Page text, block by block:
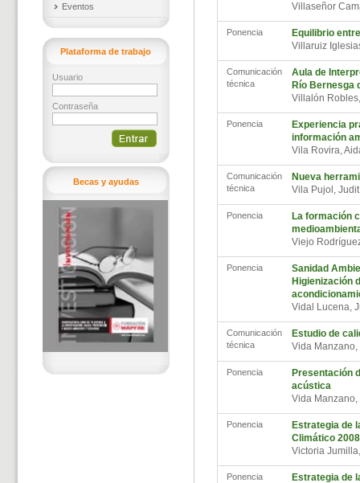
Eventos
Plataforma de trabajo
Usuario
Contraseña
Becas y ayudas
Villaseñor
Ponencia
Equilibrio
Villaruiz
Comunicación
técnica
Aula de
Río Bernesga
Villalón
Ponencia
Experiencia
información
Vila Rovira,
Comunicación
técnica
Nueva
Vila Pujol,
Ponencia
La formación
Viejo
Ponencia
Sanidad
Higienización
Vidal Lucena,
Comunicación
técnica
Estudio de
Vida
Ponencia
Presentación
acústica
Vida
Ponencia
Estrategia de
Climático
Victoria
Ponencia
Estrategia de